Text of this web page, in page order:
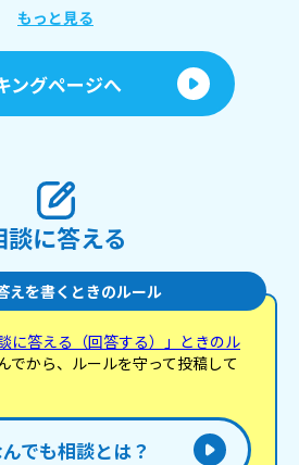
ました。その他にも、｢気分悪い
でも暴れればいいと思ってんのか
と叫ばれ、わたしはビクッとしな
場所にずっと座っていました。 そ
さんから｢早く出ていって｣と言わ
まれわたしを玄関に連れていこう
わたしは流石にこれは取り返しの
い言葉や叫び声を聞いたりしたの
、わたしは寝たの
さに苦しくなってハァハァとなっ
もう昨日のことですがまだそれを
そうになります。とにかく今ま
怖かったです。 ちなみにお
わたしのことを嫌っている訳では
うなってしまったんだと思いま
る人にいちいち口出ししたわたし
ませんが、調べてみたら｢出てい
そうとするのは虐待らしく、もし
母さんは実はやばい親なのでは、
また同じようなことが起きたらど
になってしまっています。 とにか
もっと見る
ングページへ
談に答える
えを書くときのルール
に答える（回答する）」ときのル
でから、ルールを守って投稿して
でも相談とは？